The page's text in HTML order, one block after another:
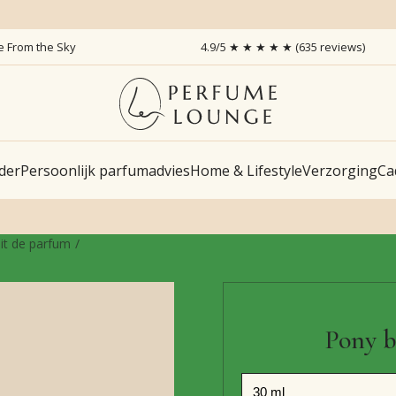
From the Sky 4.9/5 ★ ★ ★ ★ ★ (635 reviews)
Persoonlijk parfumadviesHome & LifestyleVerzorging
de parfum
Pony